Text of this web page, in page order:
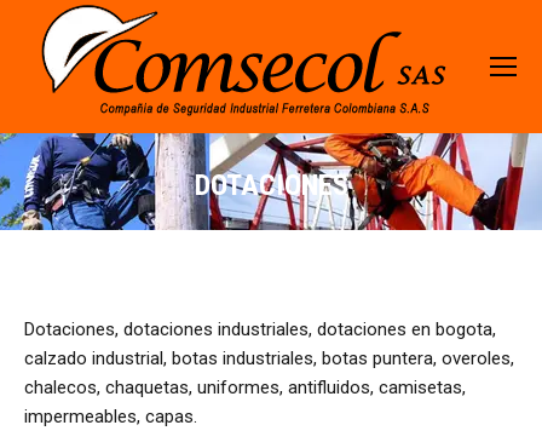
DOTACIONES
Dotaciones, dotaciones industriales, dotaciones en bogota,
calzado industrial, botas industriales, botas puntera, overoles,
chalecos, chaquetas, uniformes, antifluidos, camisetas,
impermeables, capas.